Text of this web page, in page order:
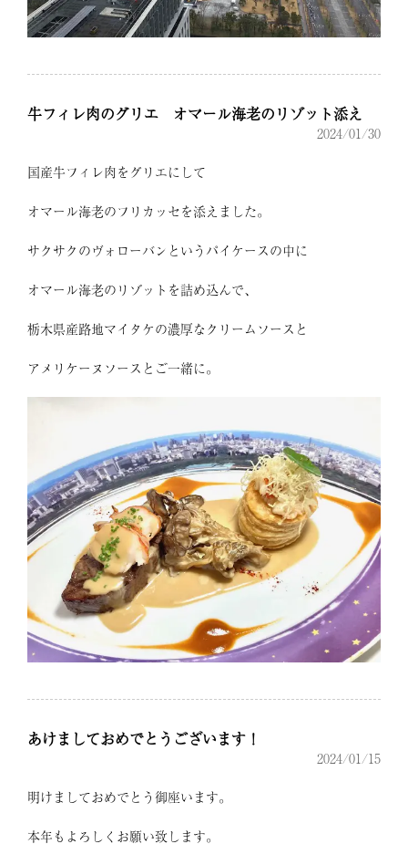
牛フィレ肉のグリエ オマール海老のリゾット添え
2024/01/30
国産牛フィレ肉をグリエにして
オマール海老のフリカッセを添えました。
サクサクのヴォローバンというパイケースの中に
オマール海老のリゾットを詰め込んで、
栃木県産路地マイタケの濃厚なクリームソースと
アメリケーヌソースとご一緒に。
あけましておめでとうございます！
2024/01/15
明けましておめでとう御座います。
本年もよろしくお願い致します。